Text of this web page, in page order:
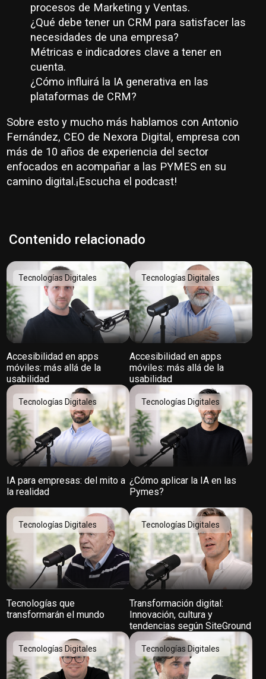
procesos de Marketing y Ventas.
¿Qué debe tener un CRM para satisfacer las
necesidades de una empresa?
Métricas e indicadores clave a tener en
cuenta.
¿Cómo influirá la IA generativa en las
plataformas de CRM?
Sobre esto y mucho más hablamos con Antonio
Fernández, CEO de Nexora Digital, empresa con
más de 10 años de experiencia del sector
enfocados en acompañar a las PYMES en su
camino digital.¡Escucha el podcast!
Contenido relacionado
Tecnologías Digitales
Accesibilidad en apps
móviles: más allá de la
usabilidad
Tecnologías Digitales
Accesibilidad en apps
móviles: más allá de la
usabilidad
Tecnologías Digitales
IA para empresas: del mito a
la realidad
Tecnologías Digitales
¿Cómo aplicar la IA en las
Pymes?
Tecnologías Digitales
Tecnologías que
transformarán el mundo
Tecnologías Digitales
Transformación digital:
Innovación, cultura y
tendencias según SiteGround
Tecnologías Digitales Tecnologías Digitales